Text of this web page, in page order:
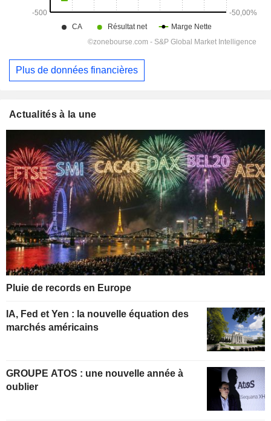
Plus de données financières
Actualités à la une
Pluie de records en Europe
IA, Fed et Yen : la nouvelle équation des
marchés américains
GROUPE ATOS : une nouvelle année à
oublier